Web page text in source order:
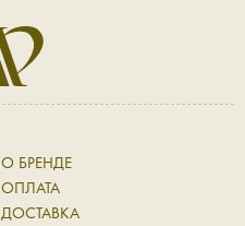
О БРЕНДЕ
ОПЛАТА
ДОСТАВКА